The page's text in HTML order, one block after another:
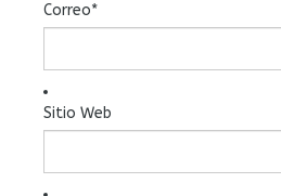
Correo*
Sitio Web